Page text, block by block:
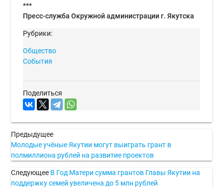
***
Пресс-служба Окружной администрации г. Якутска
Рубрики:
Общество
События
Поделиться
Предыдущее
Молодые учёные Якутии могут выиграть грант в
полмиллиона рублей на развитие проектов
Следующее В Год Матери сумма грантов Главы Якутии на
поддержку семей увеличена до 5 млн рублей